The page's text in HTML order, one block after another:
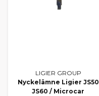
LIGIER GROUP
Nyckelämne Ligier JS50
JS60 / Microcar